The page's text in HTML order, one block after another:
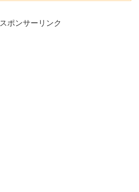
スポンサーリンク